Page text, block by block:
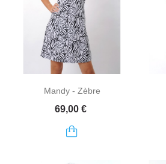
Mandy - Zèbre
Prix
69,00 €